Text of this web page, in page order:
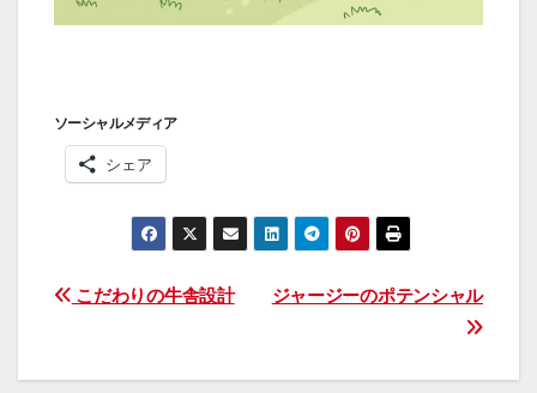
ソーシャルメディア
シェア
投
ジャージーのポテンシャル
こだわりの牛舎設計